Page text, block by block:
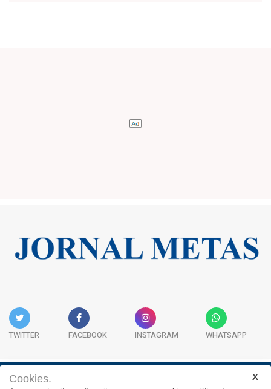
TWITTER FACEBOOK INSTAGRAM WHATSAPP
Cookies.